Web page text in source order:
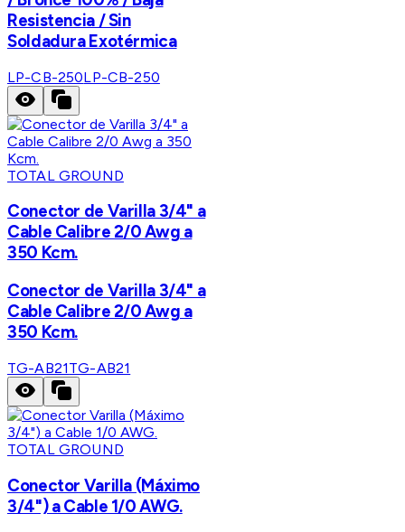
Resistencia / Sin
Soldadura Exotérmica
LP-CB-250LP-CB-250
TOTAL GROUND
Conector de Varilla 3/4" a
Cable Calibre 2/0 Awg a
350 Kcm.
Conector de Varilla 3/4" a
Cable Calibre 2/0 Awg a
350 Kcm.
TG-AB21TG-AB21
TOTAL GROUND
Conector Varilla (Máximo
3/4") a Cable 1/0 AWG.